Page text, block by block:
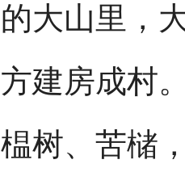
的大山里，
方建房成村
榅树、苦槠